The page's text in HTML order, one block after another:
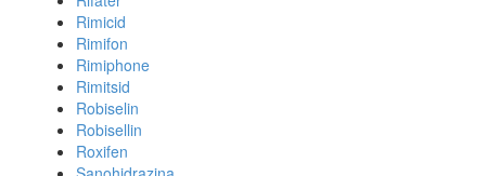
Rimicid
Rimifon
Rimiphone
Rimitsid
Robiselin
Robisellin
Roxifen